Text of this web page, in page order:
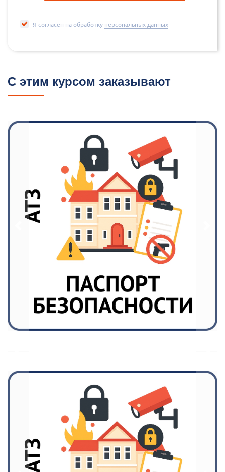
Я согласен на обработку персональных данных
С этим курсом заказывают